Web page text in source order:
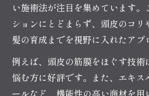
髪や頭皮の悩みに応じ
ストレス緩和に最適な
美髪ケアに効果的なヘ
方
頭皮トラブル別ヘッド
い施術法が注目を集めています
ションにとどまらず、頭皮のコ
髪の育成までを視野に入れたアプ
例えば、頭皮の筋膜をほぐす技術
悩む方に好評です。また、エキ
ールなど、機能性の高い商材を用